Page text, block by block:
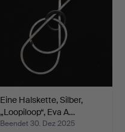
Eine Halskette, Silber,
„Loopiloop“, Eva A…
Beendet 30. Dez 2025